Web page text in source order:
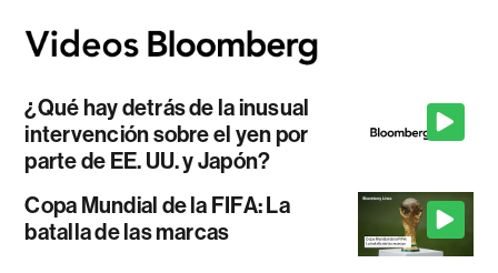
¿Qué hay detrás de la inusual
intervención sobre el yen por
parte de EE. UU. y Japón?
Copa Mundial de la FIFA: La
batalla de las marcas